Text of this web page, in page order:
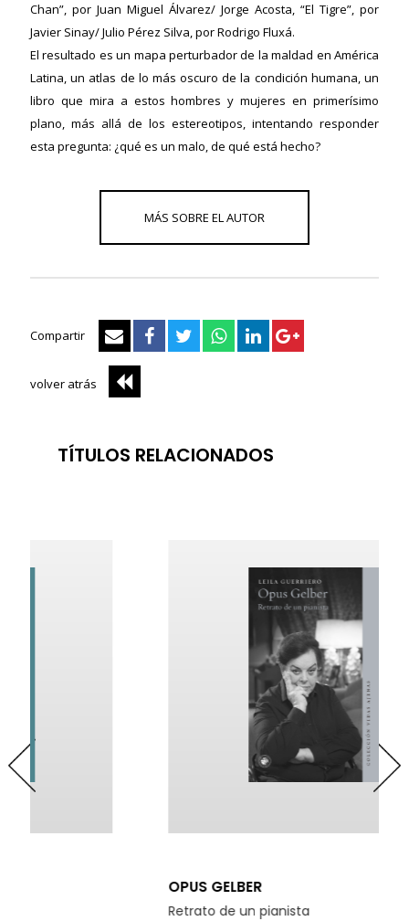
Chan”, por Juan Miguel Álvarez/ Jorge Acosta, “El Tigre”, por
Javier Sinay/ Julio Pérez Silva, por Rodrigo Fluxá.
El resultado es un mapa perturbador de la maldad en América
Latina, un atlas de lo más oscuro de la condición humana, un
libro que mira a estos hombres y mujeres en primerísimo
plano, más allá de los estereotipos, intentando responder
esta pregunta: ¿qué es un malo, de qué está hecho?
Compartir
volver atrás
TÍTULOS RELACIONADOS
Retrato de un pianista